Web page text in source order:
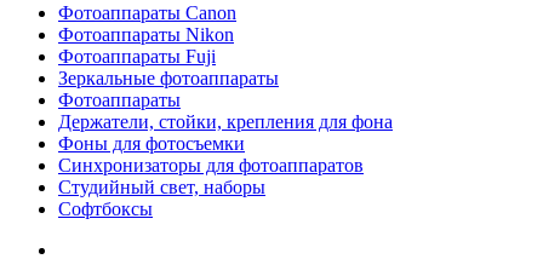
Фотоаппараты Canon
Фотоаппараты Nikon
Фотоаппараты Fuji
Зеркальные фотоаппараты
Фотоаппараты
Держатели, стойки, крепления для фона
Фоны для фотосъемки
Синхронизаторы для фотоаппаратов
Студийный свет, наборы
Софтбоксы